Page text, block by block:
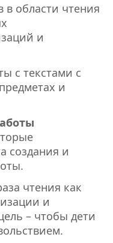
в области чтения
и
с текстами с
и
создания и
чтения как
и
– чтобы дети